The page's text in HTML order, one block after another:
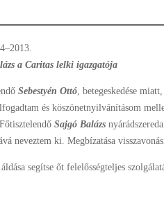
a Caritas lelki igazgatója
Sebestyén Ottó, betegeskedése
és köszönetnyilvánításom
Sajgó Balázs
neveztem ki. Megbízatása
segítse őt felelősségteljes